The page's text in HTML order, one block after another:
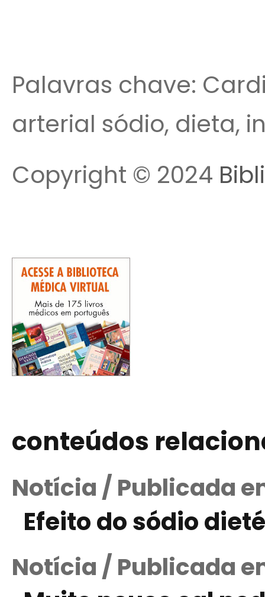
Palavras chave:
arterial sódio, dieta,
Copyright © 2024
conteúdos
Notícia / Publicada
Efeito do sódio
Notícia / Publicada